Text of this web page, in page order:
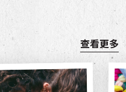
查看更多